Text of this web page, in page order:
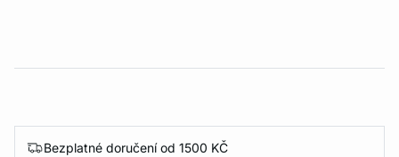
Bezplatné doručení od 1500 KČ